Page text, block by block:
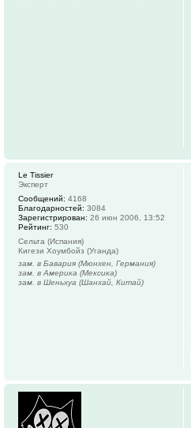
Le Tissier
Эксперт
Сообщений: 4168
Благодарностей: 3084
Зарегистрирован: 26 июн 2006, 13:52
Рейтинг: 530
Сельта (Испания)
Кигези Хоумбойз (Уганда)
зам. в Бавария (Мюнхен, Германия)
зам. в Америка (Мексика)
зам. в Шеньхуа (Шанхай, Китай)